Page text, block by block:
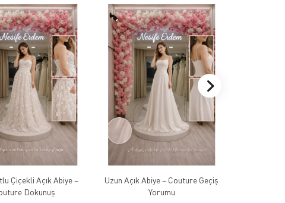
Çiçekli Açık Abiye –
Dokunuş
Uzun Açık Abiye – Couture Geçiş
Yorumu